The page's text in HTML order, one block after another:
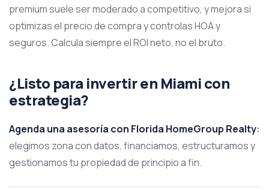
premium suele ser moderado a competitivo, y mejora si
optimizas el precio de compra y controlas HOA y
seguros. Calcula siempre el ROI neto, no el bruto.
¿Listo para invertir en Miami con
estrategia?
Agenda una asesoría con Florida HomeGroup Realty:
elegimos zona con datos, financiamos, estructuramos y
gestionamos tu propiedad de principio a fin.